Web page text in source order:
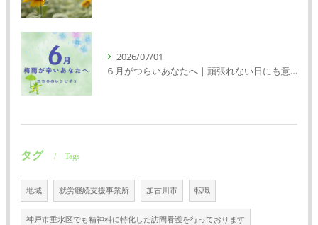
2026/07/01
６月がつらいあなたへ｜頑張れない日にも意味がある
タグ Tags
地域 就労継続支援事業所 加古川市 転職
神戸市垂水区でも精神科に特化した訪問看護を行っております